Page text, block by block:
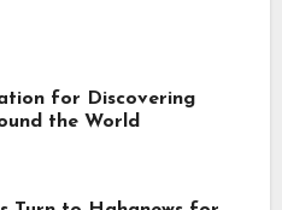
for Discovering
the World